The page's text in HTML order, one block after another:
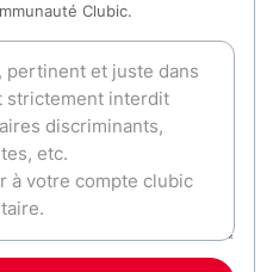
Clubic.